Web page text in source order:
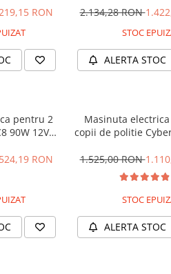
RON
2.134,28 RON
STOC
ALERTA STOC
pentru 2
90W 12V
RON
Masinuta
copii de politie Cyber
90W, 12V, Black
1.525,00 RON
STOC
ALERTA STOC